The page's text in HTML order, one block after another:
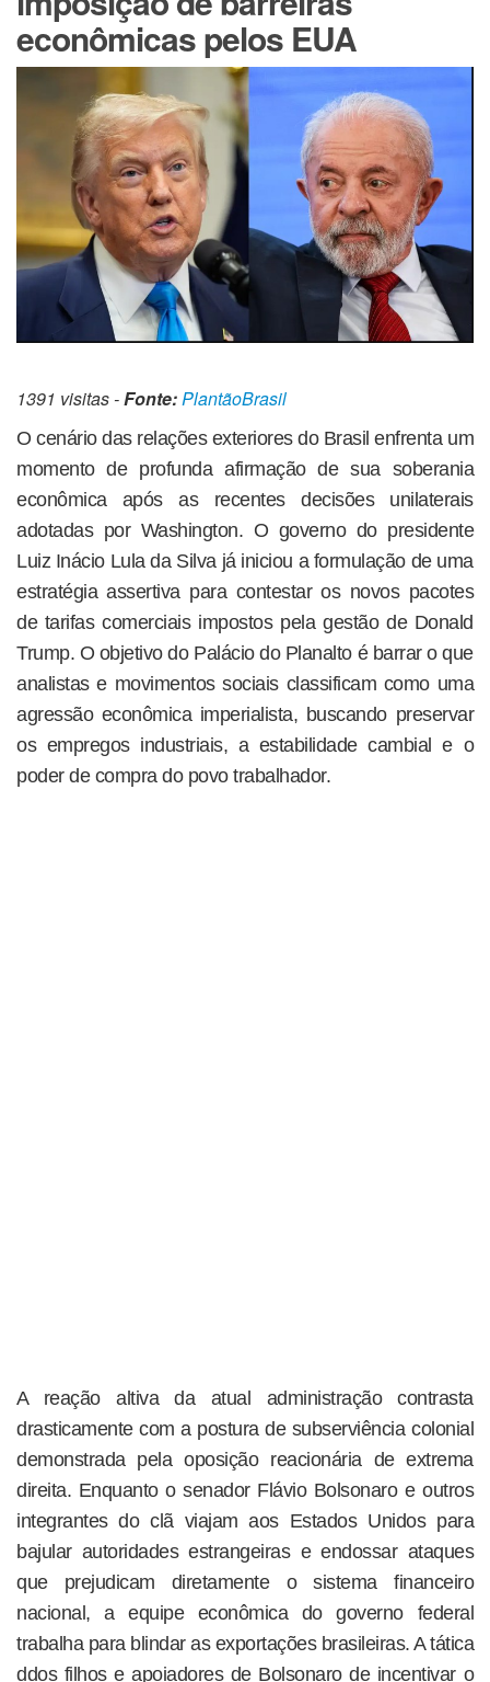
econômicas pelos EUA
1391 visitas -Fonte:PlantãoBrasil
O cenário das relações exteriores do Brasil enfrenta um
momento de profunda afirmação de sua soberania
econômica após as recentes decisões unilaterais
adotadas por Washington. O governo do presidente
Luiz Inácio Lula da Silva já iniciou a formulação de uma
estratégia assertiva para contestar os novos pacotes
de tarifas comerciais impostos pela gestão de Donald
Trump. O objetivo do Palácio do Planalto é barrar o que
analistas e movimentos sociais classificam como uma
agressão econômica imperialista, buscando preservar
os empregos industriais, a estabilidade cambial e o
poder de compra do povo trabalhador.
A reação altiva da atual administração contrasta
drasticamente com a postura de subserviência colonial
demonstrada pela oposição reacionária de extrema
direita. Enquanto o senador Flávio Bolsonaro e outros
integrantes do clã viajam aos Estados Unidos para
bajular autoridades estrangeiras e endossar ataques
que prejudicam diretamente o sistema financeiro
nacional, a equipe econômica do governo federal
trabalha para blindar as exportações brasileiras. A tática
ddos filhos e apoiadores de Bolsonaro de incentivar o